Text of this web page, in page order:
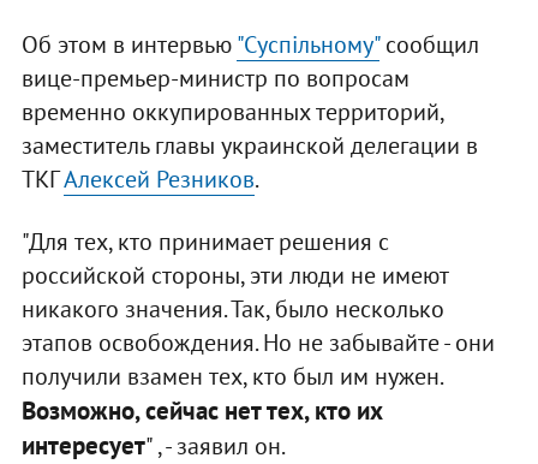
Об этом в интервью"Суспільному"сообщил
вице-премьер-министр по вопросам
временно оккупированных территорий,
заместитель главы украинской делегации в
ТКГАлексей Резников.
"Для тех, кто принимает решения с
российской стороны, эти люди не имеют
никакого значения. Так, было несколько
этапов освобождения. Но не забывайте - они
получили взамен тех, кто был им нужен.
Возможно, сейчас нет тех, кто их
интересует" , - заявил он.